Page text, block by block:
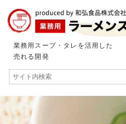
業務用スープ・タレを活用した
売れる開発